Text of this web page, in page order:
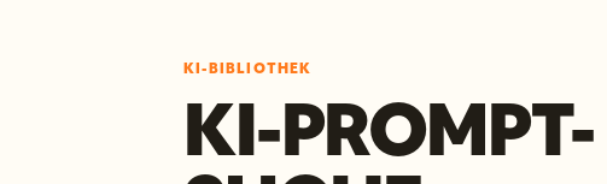
KI-BIBLIOTHEK
KI-PROMPT-